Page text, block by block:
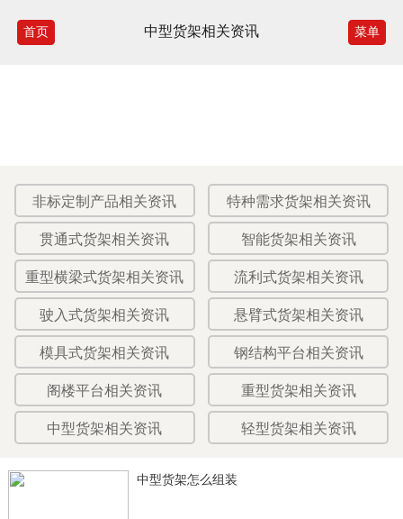
首页 中型货架相关资讯 菜单
非标定制产品相关资讯 特种需求货架相关资讯
贯通式货架相关资讯 智能货架相关资讯
重型横梁式货架相关资讯 流利式货架相关资讯
驶入式货架相关资讯 悬臂式货架相关资讯
模具式货架相关资讯 钢结构平台相关资讯
阁楼平台相关资讯 重型货架相关资讯
中型货架相关资讯 轻型货架相关资讯
中型货架怎么组装